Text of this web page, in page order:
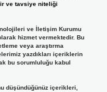
ve tavsiye niteliği
ve İletişim Kurumu
hizmet vermektedir. Bu
veya araştırma
yazdıkları içeriklerin
bu sorumluluğu kabul
düşündüğünüz içerikleri,